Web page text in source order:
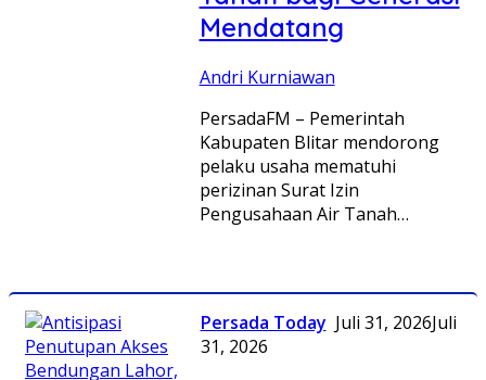
Mendatang
Andri Kurniawan
PersadaFM – Pemerintah
Kabupaten Blitar mendorong
pelaku usaha mematuhi
perizinan Surat Izin
Pengusahaan Air Tanah…
Persada Today Juli 31, 2026Juli
31, 2026